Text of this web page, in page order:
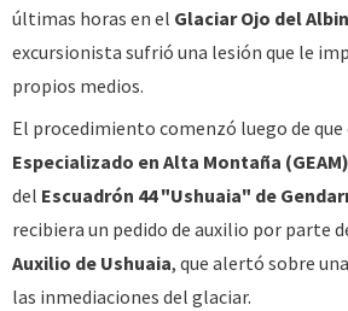
últimas horas en el Glaciar Ojo del
excursionista sufrió una lesión que le
propios medios.
El procedimiento comenzó luego de que
Especializado en Alta Montaña (GEAM)
del Escuadrón 44 "Ushuaia" de
recibiera un pedido de auxilio por parte
Auxilio de Ushuaia, que alertó sobre
las inmediaciones del glaciar.